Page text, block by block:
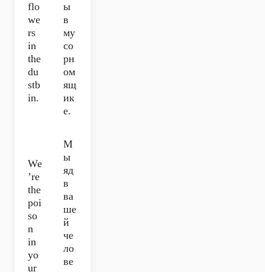
flo
we
rs
in
the
du
stb
in.
ы
в
му
со
рн
ом
ящ
ик
е.
We
’re
the
poi
so
n
in
yo
ur
М
ы
яд
в
ва
ше
й
че
ло
ве